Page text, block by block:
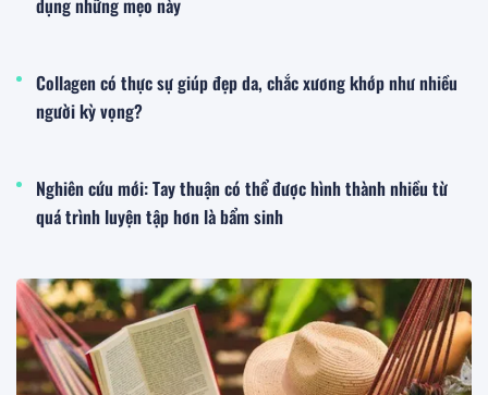
dụng những mẹo này
Collagen có thực sự giúp đẹp da, chắc xương khớp như nhiều
người kỳ vọng?
Nghiên cứu mới: Tay thuận có thể được hình thành nhiều từ
quá trình luyện tập hơn là bẩm sinh